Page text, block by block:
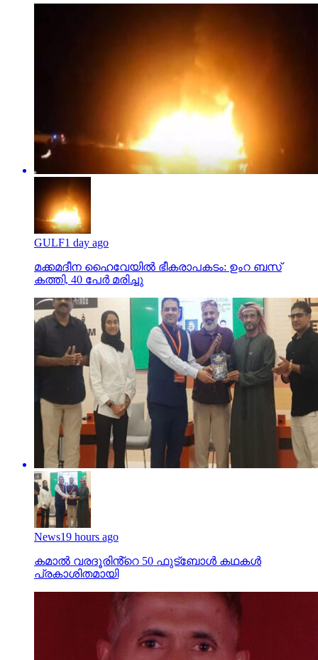
GULF1 day ago
മക്കമദീന ഹൈവേയില്‍ ഭീകരാപകടം: ഉംറ ബസ്
കത്തി, 40 പേര്‍ മരിച്ചു
News19 hours ago
കമാൽ വരദൂരിൻ്റെ 50 ഫുട്ബോൾ കഥകൾ
പ്രകാശിതമായി